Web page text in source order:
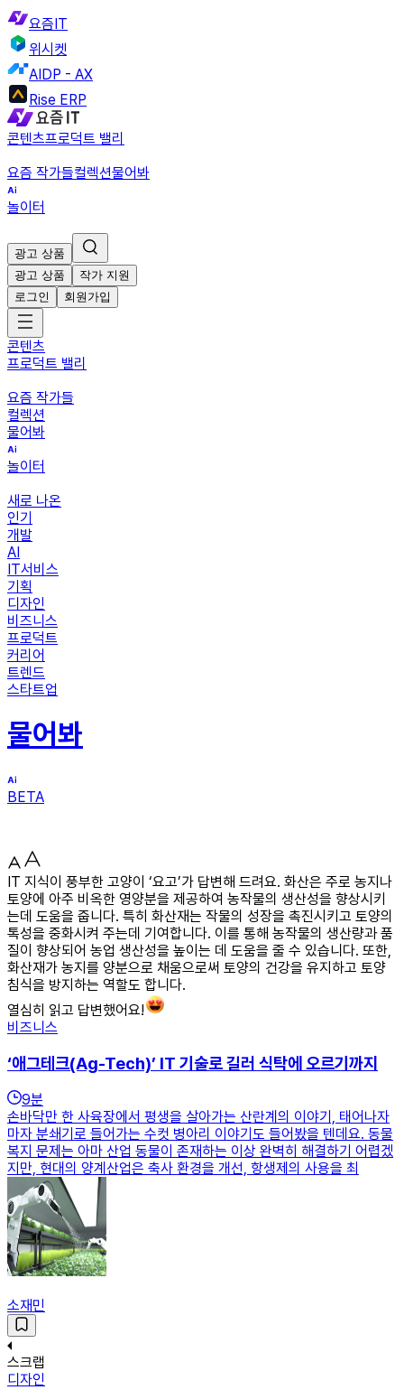
요즘IT
위시켓
AIDP - AX
Rise ERP
콘텐츠프로덕트 밸리
요즘 작가들컬렉션물어봐
놀이터
광고 상품
광고 상품
작가 지원
로그인
회원가입
콘텐츠
프로덕트 밸리
요즘 작가들
컬렉션
물어봐
놀이터
새로 나온
인기
개발
AI
IT서비스
기획
디자인
비즈니스
프로덕트
커리어
트렌드
스타트업
물어봐
BETA
IT 지식이 풍부한 고양이 ‘요고’가 답변해 드려요. 화산은 주로 농지나
토양에 아주 비옥한 영양분을 제공하여 농작물의 생산성을 향상시키
는데 도움을 줍니다. 특히 화산재는 작물의 성장을 촉진시키고 토양의
톡성을 중화시켜 주는데 기여합니다. 이를 통해 농작물의 생산량과 품
질이 향상되어 농업 생산성을 높이는 데 도움을 줄 수 있습니다. 또한,
화산재가 농지를 양분으로 채움으로써 토양의 건강을 유지하고 토양
침식을 방지하는 역할도 합니다.
열심히 읽고 답변했어요!
비즈니스
‘애그테크(Ag-Tech)’ IT 기술로 길러 식탁에 오르기까지
9분
손바닥만 한 사육장에서 평생을 살아가는 산란계의 이야기, 태어나자
마자 분쇄기로 들어가는 수컷 병아리 이야기도 들어봤을 텐데요. 동물
복지 문제는 아마 산업 동물이 존재하는 이상 완벽히 해결하기 어렵겠
지만, 현대의 양계산업은 축사 환경을 개선, 항생제의 사용을 최
소재민
스크랩
디자인